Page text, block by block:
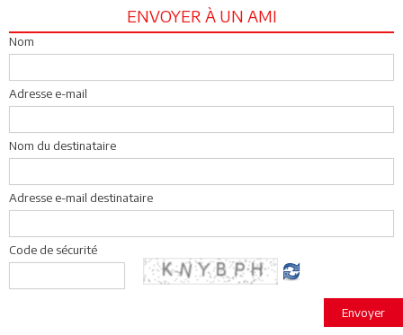
ENVOYER À UN AMI
Nom
Adresse e-mail
Nom du destinataire
Adresse e-mail destinataire
Code de sécurité
Envoyer